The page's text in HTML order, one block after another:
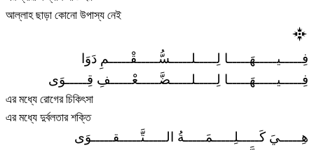
আল্লাহ ছাড়া কোনো উপাস্য নেই
فِـــــيـــــهَـــــا لِـــــلـــــسُّـــــقْـــــمِ دَوَا
فِـــــيـــــهَـــــا لِـــــلـــــضَّـــــعْـــــفِ قِـــــوَى
এর মধ্যে রোগের চিকিৎসা
এর মধ্যে দুর্বলতার শক্তি
هِـــــيَ كَـــــلِـــــمَـــــةُ الـــــتَّـــــقـــــوَى